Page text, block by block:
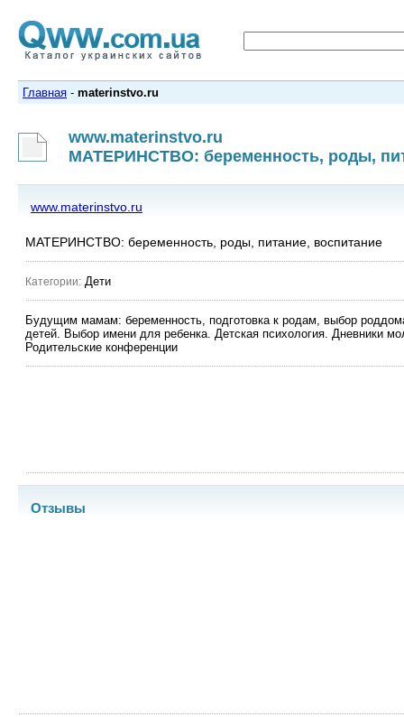
Главная - materinstvo.ru
www.materinstvo.ru
МАТЕРИНСТВО: беременность, роды,
www.materinstvo.ru
МАТЕРИНСТВО: беременность, роды, питание, воспитание
Категории: Дети
Будущим мамам: беременность, подготовка к родам, выбор
детей. Выбор имени для ребенка. Детская психология. Дневники
Родительские конференции
Отзывы